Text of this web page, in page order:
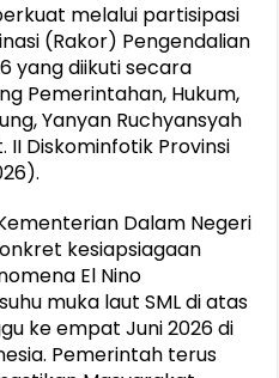
melalui partisipasi
(Rakor) Pengendalian
yang diikuti secara
Pemerintahan, Hukum,
Yanyan Ruchyansyah
Diskominfotik Provinsi
Dalam Negeri
kesiapsiagaan
El Nino
muka laut SML di atas
ke empat Juni 2026 di
Pemerintah terus